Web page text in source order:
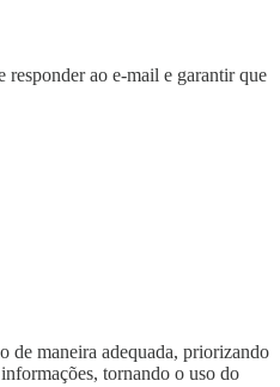
responder ao e-mail e garantir que
de maneira adequada, priorizando
tornando o uso do